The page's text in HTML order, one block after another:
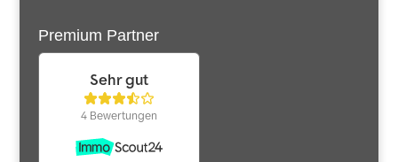
Premium Partner